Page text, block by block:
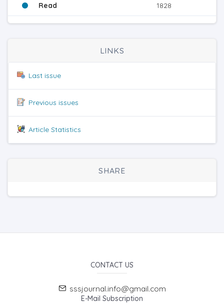
Read 1828
LINKS
Last issue
Previous issues
Article Statistics
SHARE
CONTACT US
sssjournal.info@gmail.com
E-Mail Subscription